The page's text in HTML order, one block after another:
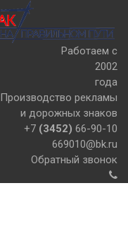
Работаем с
2002
года
Производство рекламы
и дорожных знаков
+7 (3452) 66-90-10
669010@bk.ru
Обратный звонок